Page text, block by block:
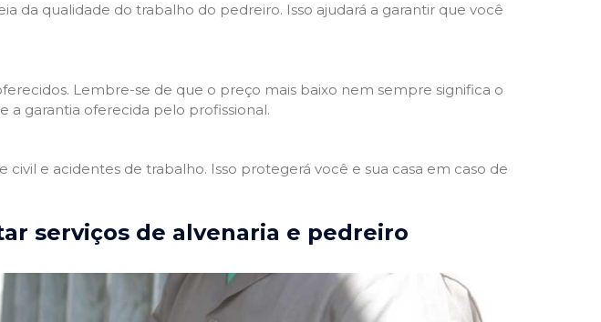
da qualidade do trabalho do pedreiro. Isso ajudará a garantir que você
Lembre-se de que o preço mais baixo nem sempre significa o
a garantia oferecida pelo profissional.
e acidentes de trabalho. Isso protegerá você e sua casa em caso de
serviços de alvenaria e pedreiro